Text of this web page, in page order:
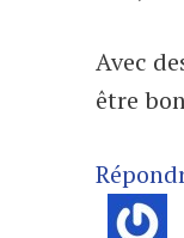
Avec
être